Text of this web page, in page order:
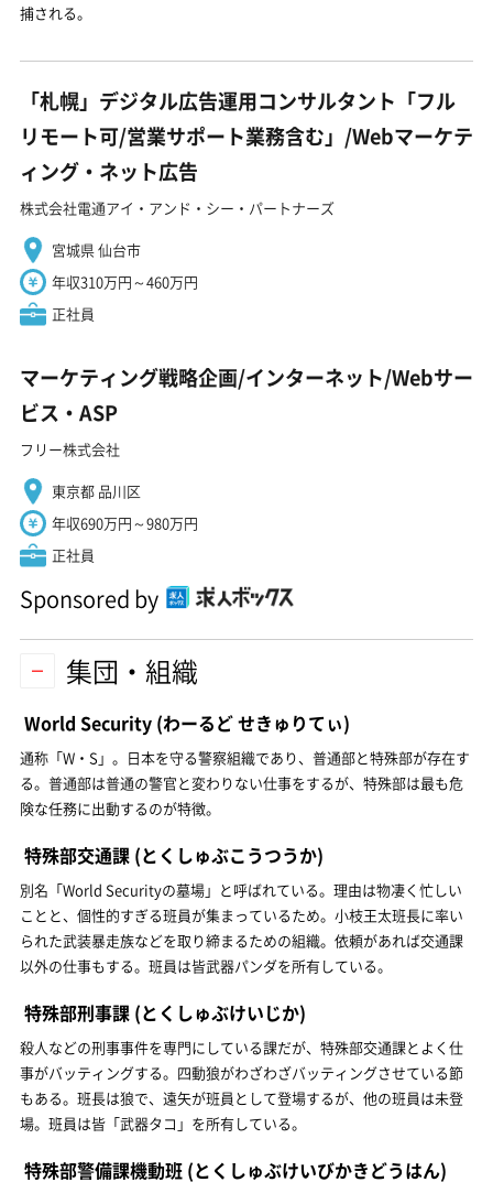
捕される。
「札幌」デジタル広告運用コンサルタント「フル
リモート可/営業サポート業務含む」/Webマーケテ
ィング・ネット広告
株式会社電通アイ・アンド・シー・パートナーズ
宮城県 仙台市
年収310万円～460万円
正社員
マーケティング戦略企画/インターネット/Webサー
ビス・ASP
フリー株式会社
東京都 品川区
年収690万円～980万円
正社員
Sponsored by
集団・組織
World Security (わーるど せきゅりてぃ)
通称「W・S」。日本を守る警察組織であり、普通部と特殊部が存在す
る。普通部は普通の警官と変わりない仕事をするが、特殊部は最も危
険な任務に出動するのが特徴。
特殊部交通課 (とくしゅぶこうつうか)
別名「World Securityの墓場」と呼ばれている。理由は物凄く忙しい
ことと、個性的すぎる班員が集まっているため。小枝王太班長に率い
られた武装暴走族などを取り締まるための組織。依頼があれば交通課
以外の仕事もする。班員は皆武器パンダを所有している。
特殊部刑事課 (とくしゅぶけいじか)
殺人などの刑事事件を専門にしている課だが、特殊部交通課とよく仕
事がバッティングする。四動狼がわざわざバッティングさせている節
もある。班長は狼で、遠矢が班員として登場するが、他の班員は未登
場。班員は皆「武器タコ」を所有している。
特殊部警備課機動班 (とくしゅぶけいびかきどうはん)